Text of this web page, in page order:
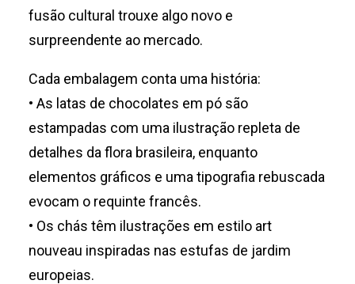
fusão cultural trouxe algo novo e
surpreendente ao mercado.
Cada embalagem conta uma história:
• As latas de chocolates em pó são
estampadas com uma ilustração repleta de
detalhes da flora brasileira, enquanto
elementos gráficos e uma tipografia rebuscada
evocam o requinte francês.
• Os chás têm ilustrações em estilo art
nouveau inspiradas nas estufas de jardim
europeias.